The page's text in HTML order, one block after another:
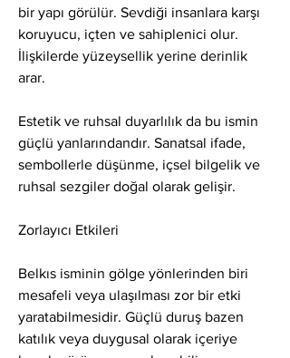
bir yapı görülür. Sevdiği insanlara karşı
koruyucu, içten ve sahiplenici olur.
İlişkilerde yüzeysellik yerine derinlik
arar.
Estetik ve ruhsal duyarlılık da bu ismin
güçlü yanlarındandır. Sanatsal ifade,
sembollerle düşünme, içsel bilgelik ve
ruhsal sezgiler doğal olarak gelişir.
Zorlayıcı Etkileri
Belkıs isminin gölge yönlerinden biri
mesafeli veya ulaşılması zor bir etki
yaratabilmesidir. Güçlü duruş bazen
katılık veya duygusal olarak içeriye